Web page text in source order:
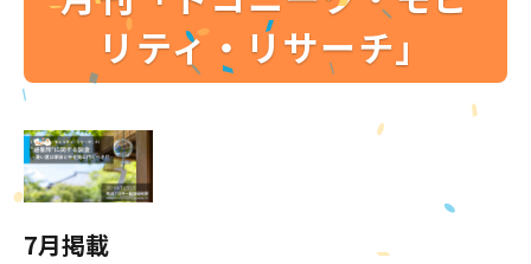
リティ・リサーチ」
7月掲載